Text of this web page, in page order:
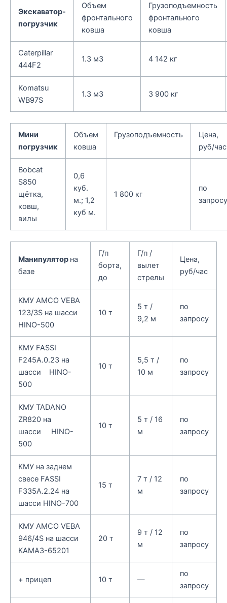
Экскаватор-
погрузчик
Объем
фронтального
ковша
Грузоподъемность
фронтального
ковша
Caterpillar
444F2
1.3 м3 4 142 кг
Komatsu
WB97S
1.3 м3 3 900 кг
Мини
погрузчик
Объем
ковша
Грузоподъемность
Цена,
руб/час
Bobcat
S850
щётка,
ковш,
вилы
0,6
куб.
м.; 1,2
куб м.
1 800 кг
по
запросу
Манипулятор на
базе
Г/п
борта,
до
Г/п /
вылет
стрелы
Цена,
руб/час
КМУ AMCO VEBA
123/3S на шасси
HINO-500
10 т
5 т /
9,2 м
по
запросу
КМУ FASSI
F245A.0.23 на
шасси HINO-
500
10 т
5,5 т /
10 м
по
запросу
КМУ TADANO
ZR820 на
шасси HINO-
500
10 т
5 т / 16
м
по
запросу
КМУ на заднем
свесе FASSI
F335A.2.24 на
шасси HINO-700
15 т
7 т / 12
м
по
запросу
КМУ AMCO VEBA
946/4S на шасси
КАМАЗ-65201
20 т
9 т / 12
м
по
запросу
+ прицеп 10 т —
по
запросу